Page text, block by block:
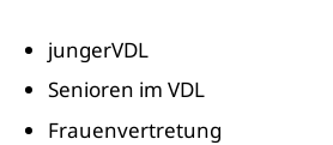
jungerVDL
Senioren im VDL
Frauenvertretung